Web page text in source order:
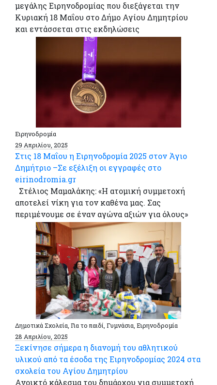
μεγάλης Ειρηνοδρομίας που διεξάγεται την
Κυριακή 18 Μαΐου στο Δήμο Αγίου Δημητρίου
και εντάσσεται στις εκδηλώσεις
Ειρηνοδρομία
29 Απριλίου, 2025
Στις 18 Μαΐου η Ειρηνοδρομία 2025 στον Άγιο
Δημήτριο –Σε εξέλιξη οι εγγραφές στο
eirinodromia.gr
Στέλιος Μαμαλάκης: «Η ατομική συμμετοχή
αποτελεί νίκη για τον καθένα μας. Σας
περιμένουμε σε έναν αγώνα αξιών για όλους»
Δημοτικά Σχολεία, Για το παιδί, Γυμνάσια, Ειρηνοδρομία
28 Απριλίου, 2025
Ξεκίνησε σήμερα η διανομή του αθλητικού
υλικού από τα έσοδα της Ειρηνοδρομίας 2024 στα
σχολεία του Αγίου Δημητρίου
Ανοικτό κάλεσμα του δημάρχου για συμμετοχή